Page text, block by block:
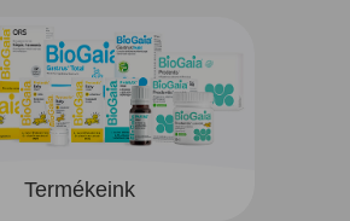
Termékeink